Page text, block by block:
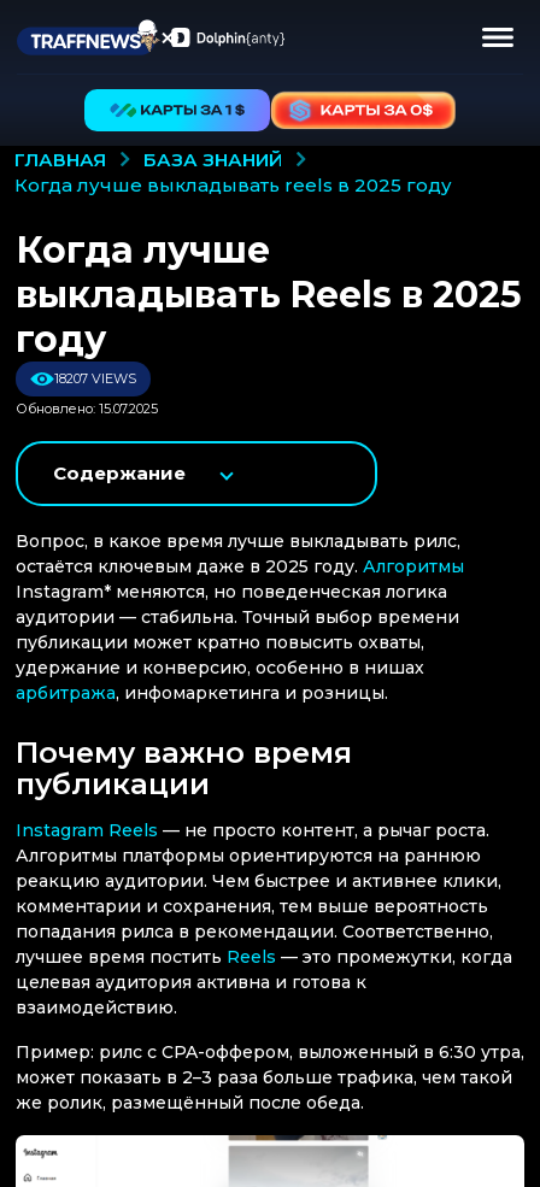
ГЛАВНАЯ
БАЗА ЗНАНИЙ
когда лучше выкладывать reels в 2025 году
Когда лучше
выкладывать Reels в 2025
году
18207 VIEWS
Обновлено: 15.07.2025
Содержание
Вопрос, в какое время лучше выкладывать рилс,
остаётся ключевым даже в 2025 году. Алгоритмы
Instagram* меняются, но поведенческая логика
аудитории — стабильна. Точный выбор времени
публикации может кратно повысить охваты,
удержание и конверсию, особенно в нишах
арбитража, инфомаркетинга и розницы.
Почему важно время
публикации
Instagram Reels — не просто контент, а рычаг роста.
Алгоритмы платформы ориентируются на раннюю
реакцию аудитории. Чем быстрее и активнее клики,
комментарии и сохранения, тем выше вероятность
попадания рилса в рекомендации. Соответственно,
лучшее время постить Reels — это промежутки, когда
целевая аудитория активна и готова к
взаимодействию.
Пример: рилс с CPA-оффером, выложенный в 6:30 утра,
может показать в 2–3 раза больше трафика, чем такой
же ролик, размещённый после обеда.